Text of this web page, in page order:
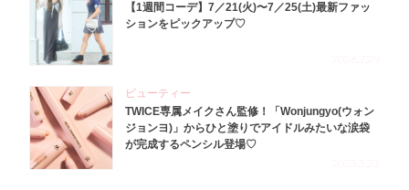
【1週間コーデ】7／21(火)〜7／25(土)最新ファッ
ションをピックアップ♡
ビューティー
TWICE専属メイクさん監修！「Wonjungyo(ウォン
ジョンヨ)」からひと塗りでアイドルみたいな涙袋
が完成するペンシル登場♡